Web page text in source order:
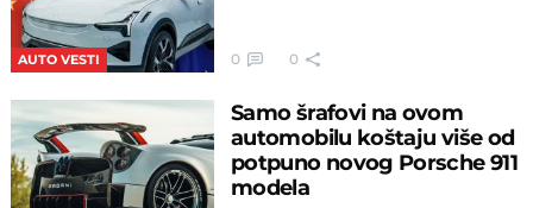
AUTO VESTI 0 0
Samo šrafovi na ovom
automobilu koštaju više od
potpuno novog Porsche 911
modela